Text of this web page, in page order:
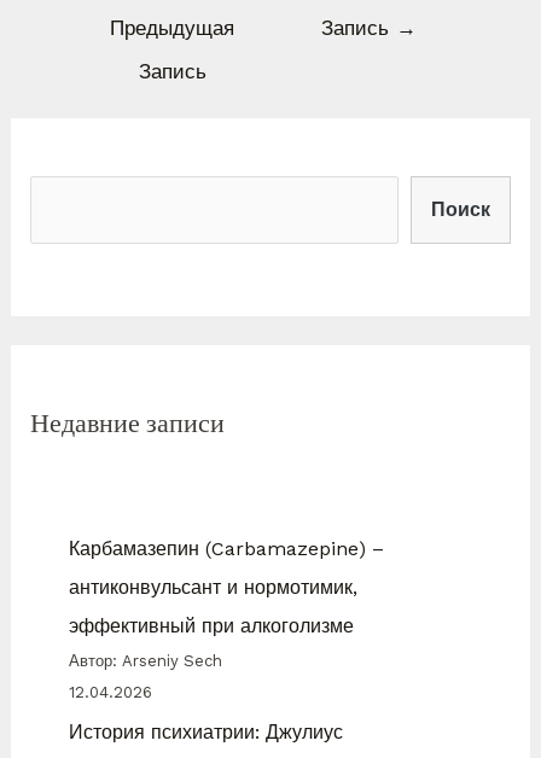
Предыдущая
Запись
Запись →
Поиск
Недавние записи
Карбамазепин (Carbamazepine) –
антиконвульсант и нормотимик,
эффективный при алкоголизме
Автор: Arseniy Sech
12.04.2026
История психиатрии: Джулиус